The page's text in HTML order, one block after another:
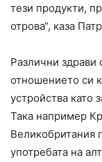
тези продукти,
отрова“, каза
Различни здрави
отношението си
устройства като
Така например
Великобритания
употребата на